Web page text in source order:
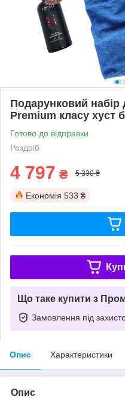
Подарунковий набір
Premium класу хуст
Готово до відправки
Роздріб
4 797 ₴ 5 330 ₴
Економія 533 ₴
Що таке купити з
Замовлення під
Опис Характеристики
Опис